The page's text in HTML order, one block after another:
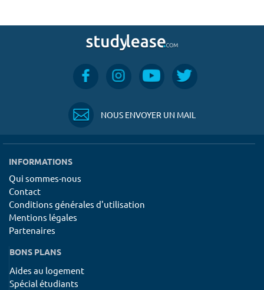
NOUS ENVOYER UN MAIL
INFORMATIONS
Qui sommes-nous
Contact
Conditions générales d'utilisation
Mentions légales
Partenaires
BONS PLANS
Aides au logement
Spécial étudiants